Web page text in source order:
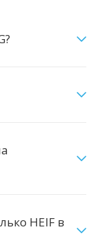
HEIF в